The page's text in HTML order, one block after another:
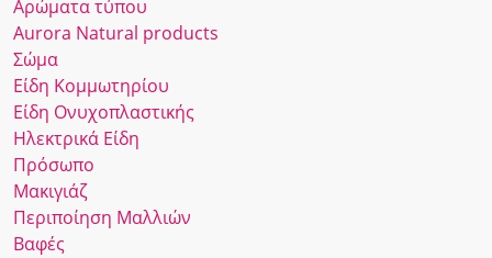
Αρώματα τύπου
Αurora Νatural products
Σώμα
Είδη Κομμωτηρίου
Είδη Ονυχοπλαστικής
Ηλεκτρικά Είδη
Πρόσωπο
Μακιγιάζ
Περιποίηση Μαλλιών
Βαφές